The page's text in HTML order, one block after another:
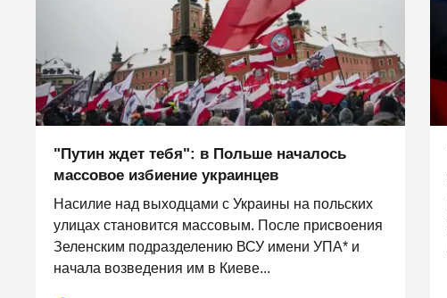
"Путин ждет тебя": в Польше началось
массовое избиение украинцев
Насилие над выходцами с Украины на польских
улицах становится массовым. После присвоения
Зеленским подразделению ВСУ имени УПА* и
начала возведения им в Киеве...